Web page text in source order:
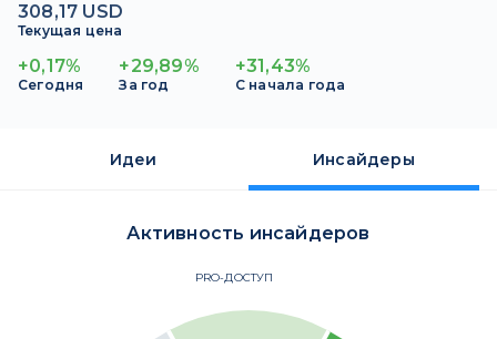
308,17 USD
Текущая цена
+0,17%
Сегодня
+29,89%
За год
+31,43%
С начала года
Идеи Инсайдеры
Активность инсайдеров
PRO-ДОСТУП